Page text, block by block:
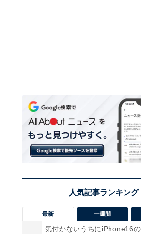
最新 一週間
気付かないうちにiPhone16の